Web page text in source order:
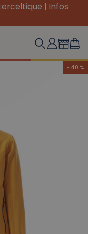
en toile !
- 40 %